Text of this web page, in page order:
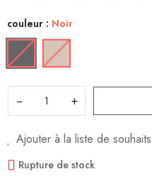
couleur : Noir
− +
Ajouter à la liste de souhaits
Rupture de stock